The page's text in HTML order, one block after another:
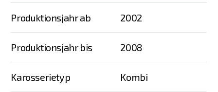
Produktionsjahr ab 2002
Produktionsjahr bis 2008
Karosserietyp Kombi